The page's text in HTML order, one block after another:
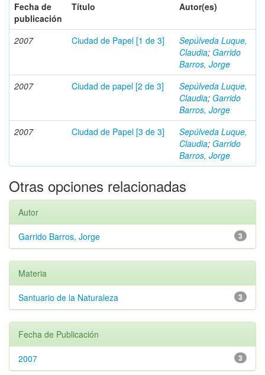
Fecha de
publicación
Título Autor(es)
2007 Ciudad de Papel [1 de 3]
Sepúlveda Luque,
Claudia; Garrido
Barros, Jorge
2007
Ciudad de papel [2 de 3]
Sepúlveda Luque,
Claudia; Garrido
Barros, Jorge
2007
Ciudad de Papel [3 de 3]
Sepúlveda Luque,
Claudia; Garrido
Barros, Jorge
Otras opciones relacionadas
Autor
3
Garrido Barros, Jorge
Materia
3
Santuario de la Naturaleza
Fecha de Publicación
3
2007